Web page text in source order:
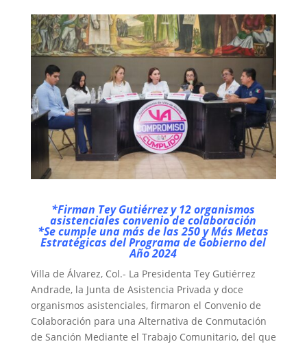
*Firman Tey Gutiérrez y 12 organismos
asistenciales convenio de colaboración
*Se cumple una más de las 250 y Más Metas
Estratégicas del Programa de Gobierno del
Año 2024
Villa de Álvarez, Col.- La Presidenta Tey Gutiérrez
Andrade, la Junta de Asistencia Privada y doce
organismos asistenciales, firmaron el Convenio de
Colaboración para una Alternativa de Conmutación
de Sanción Mediante el Trabajo Comunitario, del que